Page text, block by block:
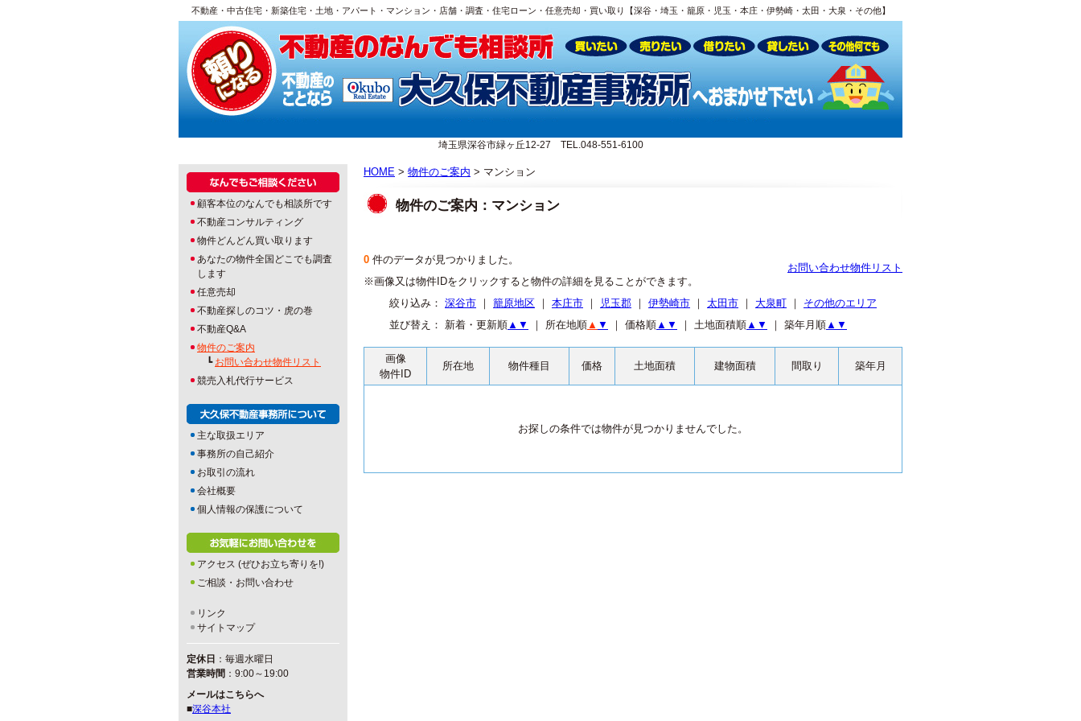
不動産・中古住宅・新築住宅・土地・アパート・マンション・店舗・調査・住宅ローン・任意売却・買い取り【深谷・埼玉・籠原・児玉・本庄・伊勢崎・太田・大泉・その他】
埼玉県深谷市緑ヶ丘12-27 TEL.048-551-6100
HOME > 物件のご案内 > マンション
物件のご案内：マンション
0 件のデータが見つかりました。
※画像又は物件IDをクリックすると物件の詳細を見ることができます。
お問い合わせ物件リスト
絞り込み： 深谷市 ｜ 籠原地区 ｜ 本庄市 ｜ 児玉郡 ｜ 伊勢崎市 ｜ 太田市 ｜ 大泉町 ｜ その他のエリア
並び替え： 新着・更新順▲ ▼ ｜ 所在地順▲ ▼ ｜ 価格順▲ ▼ ｜ 土地面積順▲ ▼ ｜ 築年月順▲ ▼
画像
物件ID
所在地 物件種目 価格 土地面積 建物面積 間取り 築年月
お探しの条件では物件が見つかりませんでした。
顧客本位のなんでも相談所です
不動産コンサルティング
物件どんどん買い取ります
あなたの物件全国どこでも調査
します
任意売却
不動産探しのコツ・虎の巻
不動産Q&A
物件のご案内
┗ お問い合わせ物件リスト
競売入札代行サービス
主な取扱エリア
事務所の自己紹介
お取引の流れ
会社概要
個人情報の保護について
アクセス (ぜひお立ち寄りを!)
ご相談・お問い合わせ
リンク
サイトマップ
定休日 ：毎週水曜日
営業時間 ：9:00～19:00
メールはこちらへ
■深谷本社